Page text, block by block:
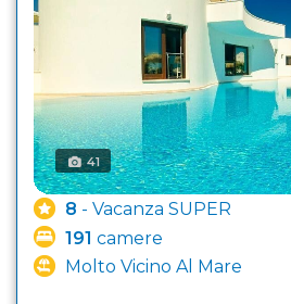
41
8 - Vacanza SUPER
191 camere
Molto Vicino Al Mare